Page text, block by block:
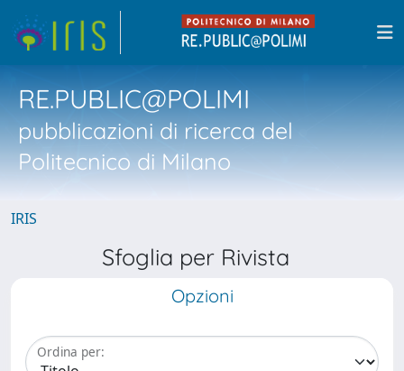
RE.PUBLIC@POLIMI
pubblicazioni di ricerca del
Politecnico di Milano
IRIS
Sfoglia per Rivista
Opzioni
Ordina per: